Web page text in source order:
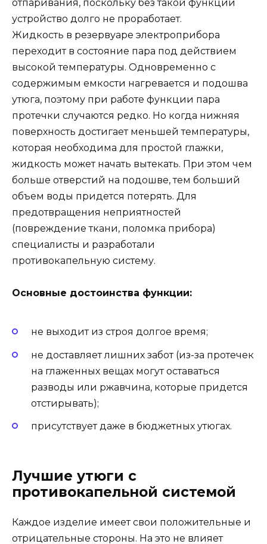
отпаривания, поскольку без такой функции
устройство долго не проработает.
Жидкость в резервуаре электроприбора
переходит в состояние пара под действием
высокой температуры. Одновременно с
содержимым емкости нагревается и подошва
утюга, поэтому при работе функции пара
протечки случаются редко. Но когда нижняя
поверхность достигает меньшей температуры,
которая необходима для простой глажки,
жидкость может начать вытекать. При этом чем
больше отверстий на подошве, тем больший
объем воды придется потерять. Для
предотвращения неприятностей
(повреждение ткани, поломка прибора)
специалисты и разработали
противокапельную систему.
Основные достоинства функции:
не выходит из строя долгое время;
не доставляет лишних забот (из-за протечек
на глаженных вещах могут оставаться
разводы или ржавчина, которые придется
отстирывать);
присутствует даже в бюджетных утюгах.
Лучшие утюги с
противокапельной системой
Каждое изделие имеет свои положительные и
отрицательные стороны. На это не влияет